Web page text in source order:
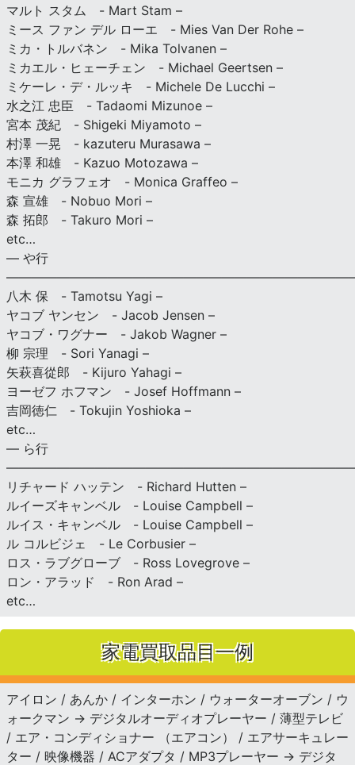
マルト スタム - Mart Stam –
ミース ファン デル ローエ - Mies Van Der Rohe –
ミカ・トルバネン - Mika Tolvanen –
ミカエル・ヒェーチェン - Michael Geertsen –
ミケーレ・デ・ルッキ - Michele De Lucchi –
水之江 忠臣 - Tadaomi Mizunoe –
宮本 茂紀 - Shigeki Miyamoto –
村澤 一晃 - kazuteru Murasawa –
本澤 和雄 - Kazuo Motozawa –
モニカ グラフェオ - Monica Graffeo –
森 宣雄 - Nobuo Mori –
森 拓郎 - Takuro Mori –
etc…
— や行
八木 保 - Tamotsu Yagi –
ヤコブ ヤンセン - Jacob Jensen –
ヤコブ・ワグナー - Jakob Wagner –
柳 宗理 - Sori Yanagi –
矢萩喜從郎 - Kijuro Yahagi –
ヨーゼフ ホフマン - Josef Hoffmann –
吉岡徳仁 - Tokujin Yoshioka –
etc…
— ら行
リチャード ハッテン - Richard Hutten –
ルイーズキャンベル - Louise Campbell –
ルイス・キャンベル - Louise Campbell –
ル コルビジェ - Le Corbusier –
ロス・ラブグローブ - Ross Lovegrove –
ロン・アラッド - Ron Arad –
etc…
家電買取品目一例
アイロン / あんか / インターホン / ウォーターオーブン / ウ
ォークマン → デジタルオーディオプレーヤー / 薄型テレビ
/ エア・コンディショナー （エアコン） / エアサーキュレー
ター / 映像機器 / ACアダプタ / MP3プレーヤー → デジタ